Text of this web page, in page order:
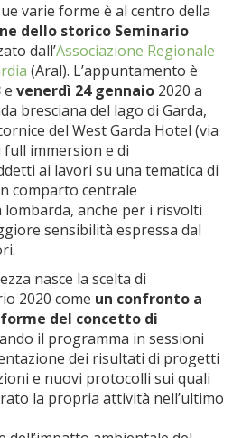
varie forme è al centro della
dello storico Seminario
dall’Associazione Regionale
(Aral). L’appuntamento è
e venerdì 24 gennaio 2020 a
bresciana del lago di Garda,
del West Garda Hotel (via
full immersion e di
ai lavori su una tematica di
comparto centrale
lombarda, anche per i risvolti
sensibilità espressa dal
nasce la scelta di
2020 come un confronto a
del concetto di
il programma in sessioni
dei risultati di progetti
e nuovi protocolli sui quali
la propria attività nell’ultimo